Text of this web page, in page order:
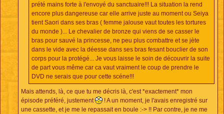
prété mains forte à l'envoyé du sanctuaire!!! La situation la rend
encore plus dangereuse car elle arrive juste au moment ou Seiya
tient Saori dans ses bras ( femme jalouse vaut toutes les tortures
du monde )... Le chevalier de bronze qui viens de se casser le
bras pour sauvé la princesse, ne peu plus combattre et se jète
dans le vide avec la déesse dans ses bras fesant bouclier de son
corps pour la protégé... Je vous laisse le soin de découvrir la suite
de part vous même car ca vaut vraiment le coup de prendre le
DVD ne serais que pour cette scéne!!!
Mais attends, là, ce que tu me décris là, c'est *exactement* mon
épisode préféré, justement
! A un moment, je l'avais enregistré sur
une cassette, et je me le repassait en boule :-> !! Par contre, je ne me